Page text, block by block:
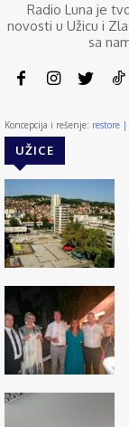
Radio Luna je
novosti u Užicu i
sa
Koncepcija i rešenje: restore
UŽICE